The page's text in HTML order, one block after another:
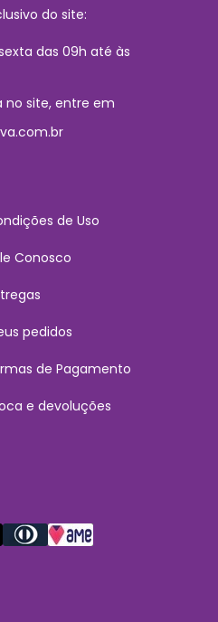
do site:
das 09h até às
no site, entre em
de Uso
Conosco
pedidos
de Pagamento
e devoluções